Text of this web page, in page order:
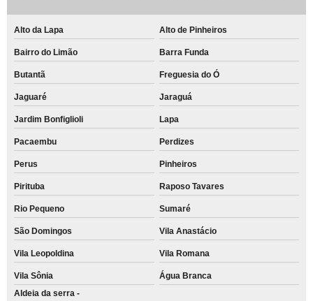
Alto da Lapa Alto de Pinheiros
Bairro do Limão Barra Funda
Butantã Freguesia do Ó
Jaguaré Jaraguá
Jardim Bonfiglioli Lapa
Pacaembu Perdizes
Perus Pinheiros
Pirituba Raposo Tavares
Rio Pequeno Sumaré
São Domingos Vila Anastácio
Vila Leopoldina Vila Romana
Vila Sônia
Água Branca
Aldeia da serra -